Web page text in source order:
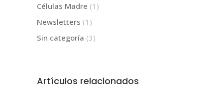
Células Madre (1)
Newsletters (1)
Sin categoría (3)
Artículos relacionados